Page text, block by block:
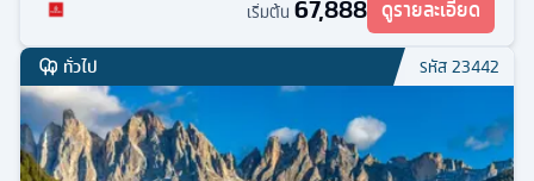
เริ่มต้น 67,888 ดูรายละเอียด
ทั่วไป รหัส23442